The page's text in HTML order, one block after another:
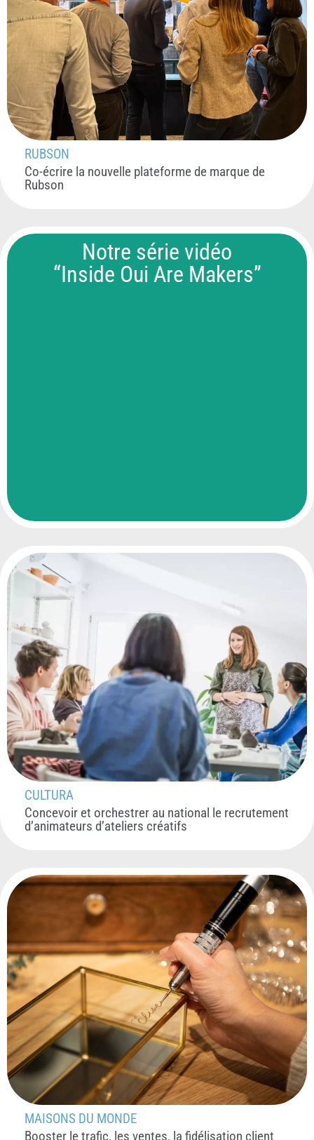
RUBSON
Co-écrire la nouvelle plateforme de marque de
Rubson
Notre série vidéo
“Inside Oui Are Makers”
CULTURA
Concevoir et orchestrer au national le recrutement
d’animateurs d’ateliers créatifs
MAISONS DU MONDE
Booster le trafic, les ventes, la fidélisation client